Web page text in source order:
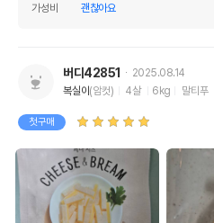
가성비
괜찮아요
버디42851
2025.08.14
복실이(암컷) 4살 6kg 말티푸
첫구매